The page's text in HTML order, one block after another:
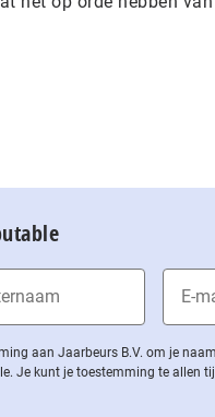
aan Jaarbeurs B.V. om je
Je kunt je toestemming te allen